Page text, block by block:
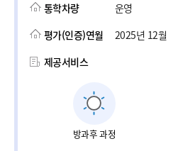
통학차량
운영
평가(인증)연월
2025년 12월
제공서비스
방과후 과정